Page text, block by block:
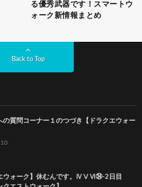
る優秀武器です！スマートウ
ォーク新情報まとめ
Back to Top
の質問コーナー１のつづき【ドラクエウォー
ウォーク】休むんです。ⅣⅤⅥ㉞-2日目